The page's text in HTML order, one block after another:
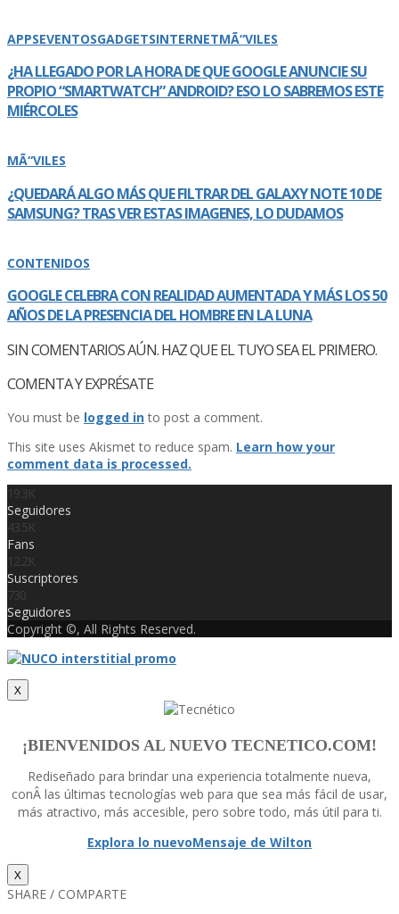
APPSEVENTOSGADGETSINTERNETMÃ“VILES
¿HA LLEGADO POR LA HORA DE QUE GOOGLE ANUNCIE SU
PROPIO “SMARTWATCH” ANDROID? ESO LO SABREMOS ESTE
MIÉRCOLES
MÃ“VILES
¿QUEDARÁ ALGO MÁS QUE FILTRAR DEL GALAXY NOTE 10 DE
SAMSUNG? TRAS VER ESTAS IMAGENES, LO DUDAMOS
CONTENIDOS
GOOGLE CELEBRA CON REALIDAD AUMENTADA Y MÁS LOS 50
AÑOS DE LA PRESENCIA DEL HOMBRE EN LA LUNA
SIN COMENTARIOS AÚN. HAZ QUE EL TUYO SEA EL PRIMERO.
COMENTA Y EXPRÉSATE
You must be logged into post a comment.
This site uses Akismet to reduce spam. Learn how your
comment data is processed.
19.3K
Seguidores
43.5K
Fans
12.2K
Suscriptores
730
Seguidores
Copyright ©, All Rights Reserved.
X
¡BIENVENIDOS AL NUEVO TECNETICO.COM!
Rediseñado para brindar una experiencia totalmente nueva,
conÂ las últimas tecnologí­as web para que sea más fácil de usar,
más atractivo, más accesible, pero sobre todo, más útil para ti.
Explora lo nuevoMensaje de Wilton
X
SHARE / COMPARTE